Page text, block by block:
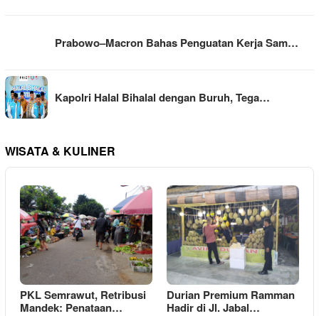
Prabowo–Macron Bahas Penguatan Kerja Sam…
Kapolri Halal Bihalal dengan Buruh, Tega…
WISATA & KULINER
PKL Semrawut, Retribusi
Mandek: Penataan…
Durian Premium Ramman
Hadir di Jl. Jabal…